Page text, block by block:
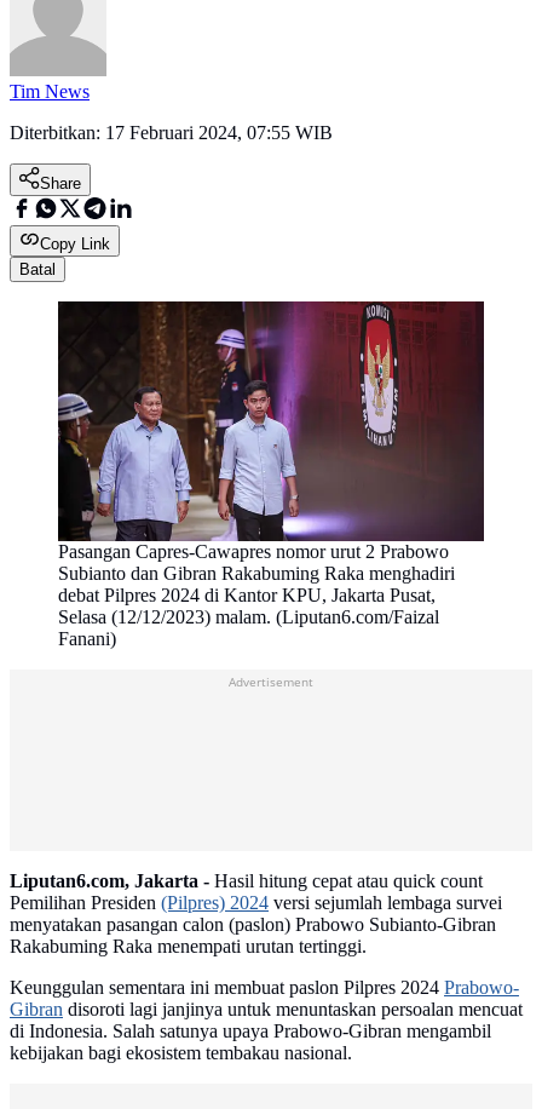
Tim News
Diterbitkan: 17 Februari 2024, 07:55 WIB
Share
Copy Link
Batal
Pasangan Capres-Cawapres nomor urut 2 Prabowo
Subianto dan Gibran Rakabuming Raka menghadiri
debat Pilpres 2024 di Kantor KPU, Jakarta Pusat,
Selasa (12/12/2023) malam. (Liputan6.com/Faizal
Fanani)
Advertisement
Liputan6.com, Jakarta - Hasil hitung cepat atau quick count
Pemilihan Presiden (Pilpres) 2024 versi sejumlah lembaga survei
menyatakan pasangan calon (paslon) Prabowo Subianto-Gibran
Rakabuming Raka menempati urutan tertinggi.
Keunggulan sementara ini membuat paslon Pilpres 2024 Prabowo-
Gibran disoroti lagi janjinya untuk menuntaskan persoalan mencuat
di Indonesia. Salah satunya upaya Prabowo-Gibran mengambil
kebijakan bagi ekosistem tembakau nasional.